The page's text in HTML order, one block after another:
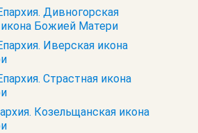
Дивногорская
Божией Матери
Иверская икона
Страстная икона
Козельщанская икона